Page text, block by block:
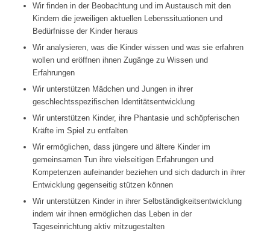
Wir finden in der Beobachtung und im Austausch mit den
Kindern die jeweiligen aktuellen Lebenssituationen und
Bedürfnisse der Kinder heraus
Wir analysieren, was die Kinder wissen und was sie erfahren
wollen und eröffnen ihnen Zugänge zu Wissen und
Erfahrungen
Wir unterstützen Mädchen und Jungen in ihrer
geschlechtsspezifischen Identitätsentwicklung
Wir unterstützen Kinder, ihre Phantasie und schöpferischen
Kräfte im Spiel zu entfalten
Wir ermöglichen, dass jüngere und ältere Kinder im
gemeinsamen Tun ihre vielseitigen Erfahrungen und
Kompetenzen aufeinander beziehen und sich dadurch in ihrer
Entwicklung gegenseitig stützen können
Wir unterstützen Kinder in ihrer Selbständigkeitsentwicklung
indem wir ihnen ermöglichen das Leben in der
Tageseinrichtung aktiv mitzugestalten